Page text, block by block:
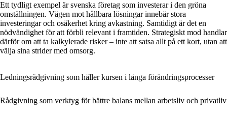
Ett tydligt exempel är svenska företag som investerar i den gröna
omställningen. Vägen mot hållbara lösningar innebär stora
investeringar och osäkerhet kring avkastning. Samtidigt är det en
nödvändighet för att förbli relevant i framtiden. Strategiskt mod handlar
därför om att ta kalkylerade risker – inte att satsa allt på ett kort, utan att
välja sina strider med omsorg.
Ledningsrådgivning som håller kursen i långa förändringsprocesser
Rådgivning som verktyg för bättre balans mellan arbetsliv och privatliv